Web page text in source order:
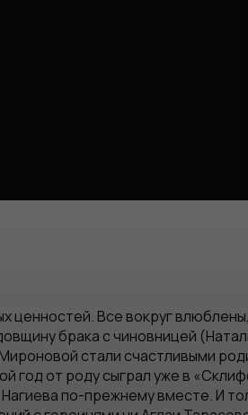
ценностей. Все вокруг
брака с чиновницей
стали счастливыми
год от роду сыграл уже в
по-прежнему вместе. И